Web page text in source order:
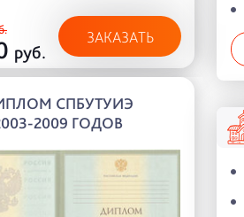
руб.
ЗАКАЗАТЬ
СПБУТУИЭ
2009 ГОДОВ